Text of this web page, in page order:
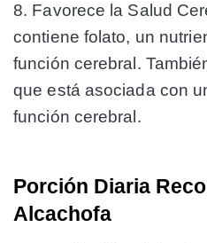
8. Favorece la Salud
contiene folato, un
función cerebral.
que está asociada con
función cerebral.
Porción Diaria
Alcachofa